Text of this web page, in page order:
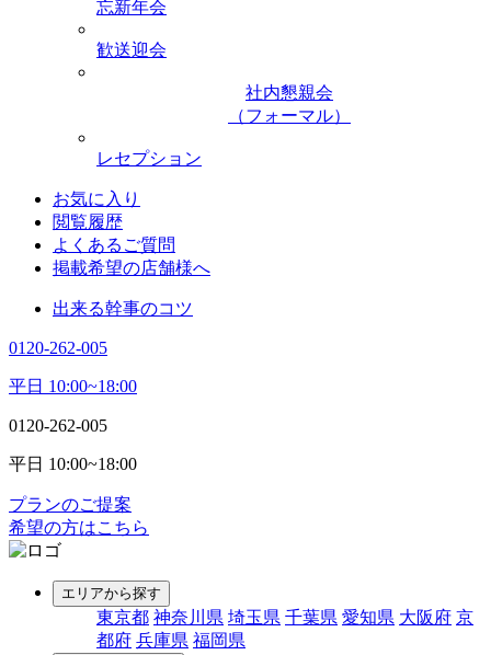
忘新年会
歓送迎会
社内懇親会
（フォーマル）
レセプション
お気に入り
閲覧履歴
よくあるご質問
掲載希望の店舗様へ
出来る幹事のコツ
0120-262-005
平日 10:00~18:00
0120-262-005
平日 10:00~18:00
プランのご提案
希望の方はこちら
エリアから探す
東京都 神奈川県 埼玉県 千葉県 愛知県 大阪府 京
都府 兵庫県 福岡県